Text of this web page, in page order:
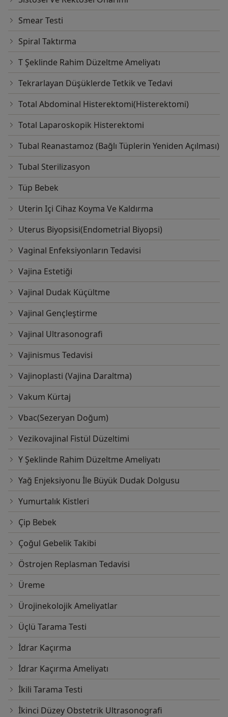
Smear Testi
Spiral Taktırma
T Şeklinde Rahim Düzeltme Ameliyatı
Tekrarlayan Düşüklerde Tetkik ve Tedavi
Total Abdominal Histerektomi(Histerektomi)
Total Laparoskopik Histerektomi
Tubal Reanastamoz (Bağlı Tüplerin Yeniden Açılması)
Tubal Sterilizasyon
Tüp Bebek
Uterin Içi Cihaz Koyma Ve Kaldırma
Uterus Biyopsisi(Endometrial Biyopsi)
Vaginal Enfeksiyonların Tedavisi
Vajina Estetiği
Vajinal Dudak Küçültme
Vajinal Gençleştirme
Vajinal Ultrasonografi
Vajinismus Tedavisi
Vajinoplasti (Vajina Daraltma)
Vakum Kürtaj
Vbac(Sezeryan Doğum)
Vezikovajinal Fistül Düzeltimi
Y Şeklinde Rahim Düzeltme Ameliyatı
Yağ Enjeksiyonu İle Büyük Dudak Dolgusu
Yumurtalık Kistleri
Çip Bebek
Çoğul Gebelik Takibi
Östrojen Replasman Tedavisi
Üreme
Ürojinekolojik Ameliyatlar
Üçlü Tarama Testi
İdrar Kaçırma
İdrar Kaçırma Ameliyatı
İkili Tarama Testi
İkinci Düzey Obstetrik Ultrasonografi